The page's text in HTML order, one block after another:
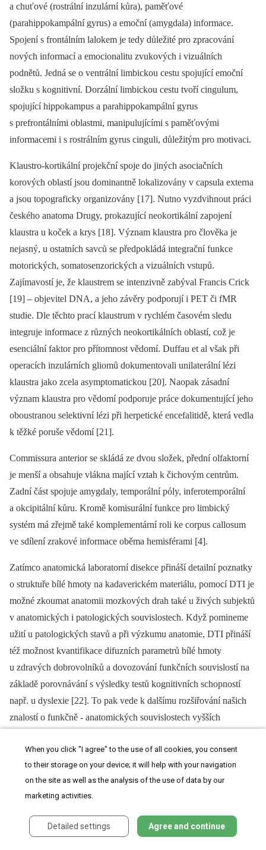
a chuťové (rostrální inzulární kůra), paměťové
(parahippokampální gyrus) a emoční (amygdala) informace.
Spojení s frontálním lalokem je tedy důležité pro zpracování
nových informací a emocionalitu zvukových i vizuálních
podnětů. Jedná se o ventrální limbickou cestu spojující emoční
složku s kognitivní. Dorzální limbickou cestu tvoří cingulum,
spojující hippokampus a parahippokampální gyrus
s prefrontálními oblastmi, manipulujícími s paměťovými
informacemi i s rostrálním gyrus cinguli, důležitým pro motivaci.
Klaustro-kortikální projekční spoje do jiných asociačních
korových oblastí jsou dominantně lokalizovány v capsula externa
a jsou topograficky organizovány [17]. Nutno vyzdvihnout práci
českého anatoma Drugy, prokazující neokortikální zapojení
klaustra u koček a krys [18]. Význam klaustra pro člověka je
nejasný, u ostatních savců se předpokládá integrační funkce
motorických, somatosenzorických a vizuálních vstupů.
Zajímavostí je, že klaustrem se intenzivně zabýval Francis Crick
[19] –⁠ objevitel DNA, a jeho závěry podporují i PET či fMR
studie. Dle těchto prací klaustrum v rychlém časovém sledu
integruje informace z různých neokortikálních oblastí, což je
esenciální faktor pro přítomnost vědomí. Duffau et al však při
operacích inzulárních gliomů dokumentovali unilaterální lézi
klaustra jako zcela asymptomatickou [20]. Naopak zásadní
význam klaustra pro vědomí podporuje práce dokumentující jeho
oboustranou selektivní lézi při herpetické encefalitidě, která vedla
k těžké poruše vědomí [21].
Commissura anterior se skládá ze dvou složek, přední olfaktorní
je menší a obsahuje vlákna mající vztah k čichovým centrům.
Zadní část spojuje amygdaly, temporální póly, inferotemporální
a okcipitální kůru. Kromě komisurální funkce pro limbický
systém má zřejmě také komplementární roli ke corpus callosum
ve sdílení zrakové informace oběma hemisférami [4].
Zatímco anatomická laboratorní disekce přináší detailní poznatky
o struktuře bílé hmoty na kadaverickém materiálu, pomocí DTI je
možné zkoumat anatomii mozkových drah také u živých subjektů
v anatomických i patologických souvislostech. Když pomineme
užití u patologických stavů a při výzkumu anatomie, DTI přináší
též možnost kvantifikace difuzních parametrů bílé hmoty
u zdravých dobrovolníků a dovozování funkčních souvislostí na
základě porovnávání s výsledky testů kognitivních schopností
např. u dyslexie [22]. To pak vede k dalšímu rozšiřování našich
znalostí o funkčně -⁠ anatomických souvislostech vyšších
rozlišení i u špičkových klinických MR přístrojů, pohybující se
okolo 2 × 2 × 2 mm. Snadno nahlédneme, že menší dráhy jsou již
pod rozlišovací schopností takovéto techniky, navíc budou
výsledky významně ovlivněny efektem částečného objemu. Pro
nemožnost zobrazení takovýchto menších spojů v bílé hmotě
mozkové konvenční deterministickou traktografií FACT
When you click "I agree" to the use of all cookies, you consent
to their storage on your device; it will help with your navigation
on the site as well as the analysis of the use of data by our
marketing activities.
Detailed settings Agree and continue